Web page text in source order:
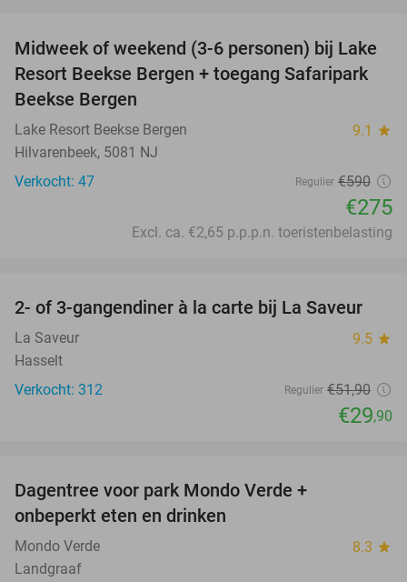
53%
Midweek of weekend (3-6 personen) bij Lake
Resort Beekse Bergen + toegang Safaripark
Beekse Bergen
Lake Resort Beekse Bergen 9.1 star
Hilvarenbeek, 5081 NJ
Verkocht: 47
Regulier €590
€275
Excl. ca. €2,65 p.p.p.n. toeristenbelasting
42%
2- of 3-gangendiner à la carte bij La Saveur
La Saveur 9.5 star
Hasselt
Verkocht: 312
Regulier €51,90
€29,90
Dagentree voor park Mondo Verde +
onbeperkt eten en drinken
Mondo Verde 8.3 star
Landgraaf